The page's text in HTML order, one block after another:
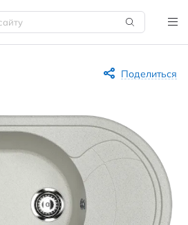
Поделиться